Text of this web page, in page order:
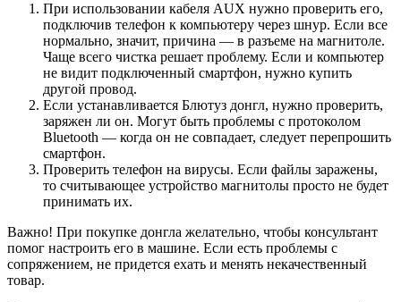
При использовании кабеля AUX нужно проверить его,
подключив телефон к компьютеру через шнур. Если все
нормально, значит, причина — в разъеме на магнитоле.
Чаще всего чистка решает проблему. Если и компьютер
не видит подключенный смартфон, нужно купить
другой провод.
Если устанавливается Блютуз донгл, нужно проверить,
заряжен ли он. Могут быть проблемы с протоколом
Bluetooth — когда он не совпадает, следует перепрошить
смартфон.
Проверить телефон на вирусы. Если файлы заражены,
то считывающее устройство магнитолы просто не будет
принимать их.
Важно! При покупке донгла желательно, чтобы консультант
помог настроить его в машине. Если есть проблемы с
сопряжением, не придется ехать и менять некачественный
товар.